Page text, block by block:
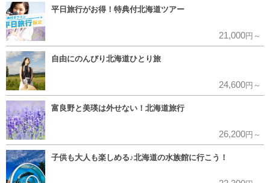
平日旅行がお得！特典付北海道ツアー
21,000円～
自由にのんびり北海道ひとり旅
24,600円～
富良野と美瑛は外せない！北海道旅行
26,200円～
子供も大人も楽しめる♪北海道の水族館に行こう！